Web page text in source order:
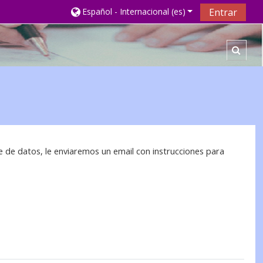
Español - Internacional ‎(es)‎ Entrar
datos, le enviaremos un email con instrucciones para